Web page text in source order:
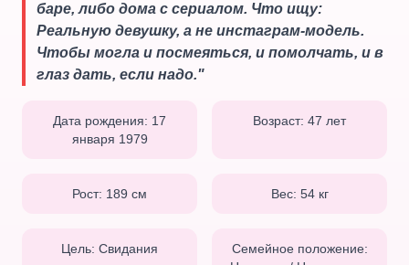
баре, либо дома с сериалом. Что ищу:
Реальную девушку, а не инстаграм‑модель.
Чтобы могла и посмеяться, и помолчать, и в
глаз дать, если надо."
Дата рождения: 17
января 1979
Возраст: 47 лет
Рост: 189 см Вес: 54кг
Цель: Свидания
Семейное положение: